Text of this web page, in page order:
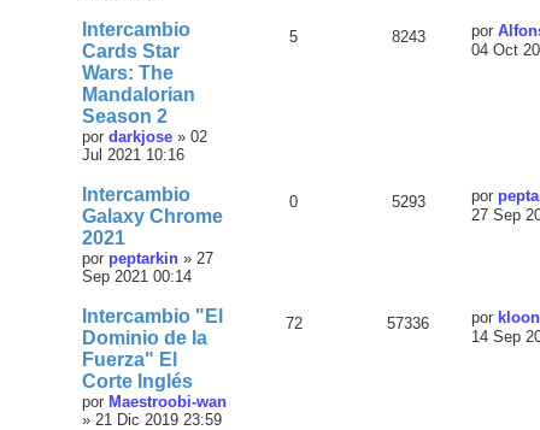
Intercambio
Cards Star
Wars: The
Mandalorian
Season 2
por darkjose » 02
Jul 2021 10:16
5 8243 por
04 Oct
Intercambio
Galaxy Chrome
2021
por peptarkin » 27
Sep 2021 00:14
0 5293 por
27 Sep
Intercambio "El
Dominio de la
Fuerza" El
Corte Inglés
por Maestroobi-wan
» 21 Dic 2019 23:59
72 57336 por
14 Sep